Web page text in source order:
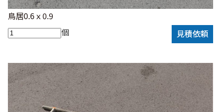
鳥居0.6ｘ0.9
個
見積依頼